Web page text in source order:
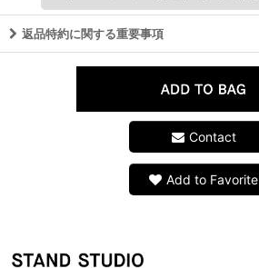
返品特約に関する重要事項
Contact
Add to Favorite